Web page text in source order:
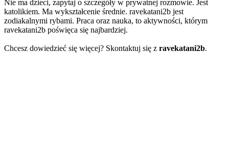
Nie ma dzieci, zapytaj o szczegóły w prywatnej rozmowie. Jest
katolikiem. Ma wykształcenie średnie. ravekatani2b jest
zodiakalnymi rybami. Praca oraz nauka, to aktywności, którym
ravekatani2b poświęca się najbardziej.
Chcesz dowiedzieć się więcej? Skontaktuj się z ravekatani2b.